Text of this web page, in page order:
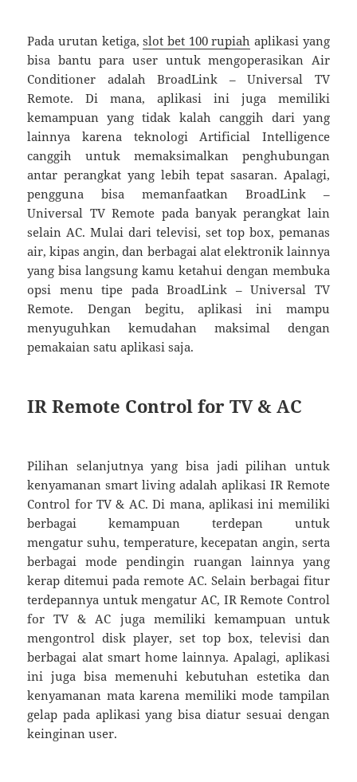
Pada urutan ketiga,slot bet 100 rupiah aplikasi yang
bisa bantu para user untuk mengoperasikan Air
Conditioner adalah BroadLink – Universal TV
Remote. Di mana, aplikasi ini juga memiliki
kemampuan yang tidak kalah canggih dari yang
lainnya karena teknologi Artificial Intelligence
canggih untuk memaksimalkan penghubungan
antar perangkat yang lebih tepat sasaran. Apalagi,
pengguna bisa memanfaatkan BroadLink –
Universal TV Remote pada banyak perangkat lain
selain AC. Mulai dari televisi, set top box, pemanas
air, kipas angin, dan berbagai alat elektronik lainnya
yang bisa langsung kamu ketahui dengan membuka
opsi menu tipe pada BroadLink – Universal TV
Remote. Dengan begitu, aplikasi ini mampu
menyuguhkan kemudahan maksimal dengan
pemakaian satu aplikasi saja.
IR Remote Control for TV & AC
Pilihan selanjutnya yang bisa jadi pilihan untuk
kenyamanan smart living adalah aplikasi IR Remote
Control for TV & AC. Di mana, aplikasi ini memiliki
berbagai kemampuan terdepan untuk
mengatur suhu, temperature, kecepatan angin, serta
berbagai mode pendingin ruangan lainnya yang
kerap ditemui pada remote AC. Selain berbagai fitur
terdepannya untuk mengatur AC, IR Remote Control
for TV & AC juga memiliki kemampuan untuk
mengontrol disk player, set top box, televisi dan
berbagai alat smart home lainnya. Apalagi, aplikasi
ini juga bisa memenuhi kebutuhan estetika dan
kenyamanan mata karena memiliki mode tampilan
gelap pada aplikasi yang bisa diatur sesuai dengan
keinginan user.